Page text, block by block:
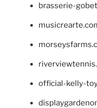
brasserie-
official-kelly-